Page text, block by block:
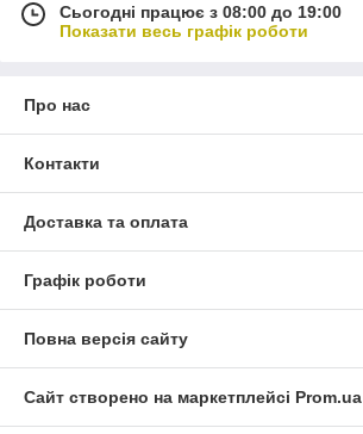
Сьогодні працює з 08:00 до 19:00
Показати весь графік роботи
Про нас
Контакти
Доставка та оплата
Графік роботи
Повна версія сайту
Сайт створено на маркетплейсі Prom.ua